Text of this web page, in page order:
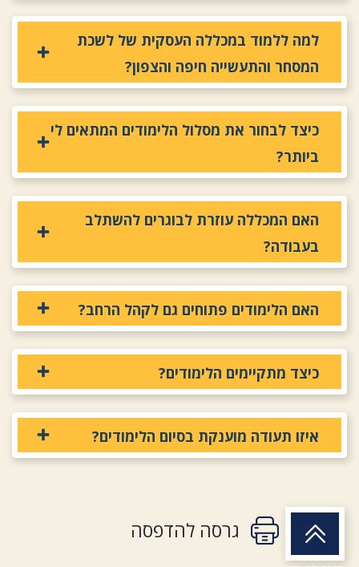
למה ללמוד במכללה העסקית של לשכת
המסחר והתעשייה חיפה והצפון?
כיצד לבחור את מסלול הלימודים המתאים לי
ביותר?
האם המכללה עוזרת לבוגרים להשתלב
בעבודה?
האם הלימודים פתוחים גם לקהל הרחב?
כיצד מתקיימים הלימודים?
איזו תעודה מוענקת בסיום הלימודים?
גרסה להדפסה